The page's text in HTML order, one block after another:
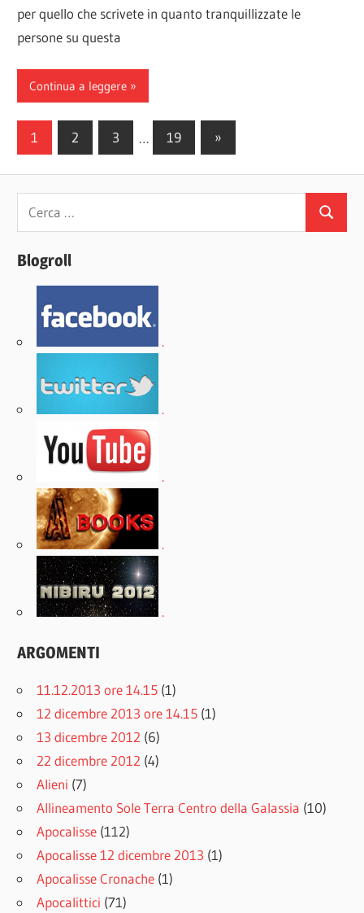
per quello che scrivete in quanto tranquillizzate le
persone su questa
Continua a leggere
Paginazione
articoli
1 2 3 … 19
Articoli
successivi
»
Ricerca
per:
Cerca
Blogroll
.
.
.
.
.
ARGOMENTI
11.12.2013 ore 14.15 (1)
12 dicembre 2013 ore 14.15 (1)
13 dicembre 2012 (6)
22 dicembre 2012 (4)
Alieni (7)
Allineamento Sole Terra Centro della Galassia (10)
Apocalisse (112)
Apocalisse 12 dicembre 2013 (1)
Apocalisse Cronache (1)
Apocalittici (71)